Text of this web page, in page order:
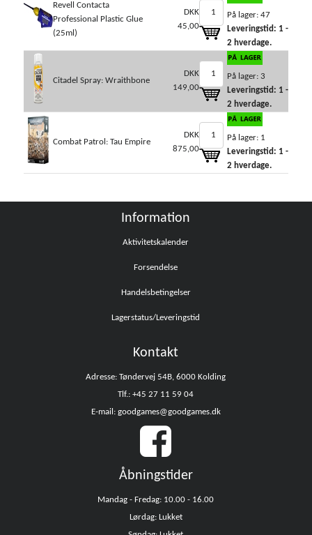
Revell Contacta
Professional Plastic Glue
(25ml)
DKK
45,00
På lager: 47
Leveringstid: 1 -
2 hverdage.
Citadel Spray: Wraithbone
DKK
149,00
På lager: 3
Leveringstid: 1 -
2 hverdage.
Combat Patrol: Tau Empire
DKK
875,00
På lager: 1
Leveringstid: 1 -
2 hverdage.
Information
Aktivitetskalender
Forsendelse
Handelsbetingelser
Lagerstatus/Leveringstid
Kontakt
Adresse: Tøndervej 54B, 6000 Kolding
Tlf.: +45 27 11 59 04
E-mail: goodgames@goodgames.dk
Åbningstider
Mandag - Fredag: 10.00 - 16.00
Lørdag: Lukket